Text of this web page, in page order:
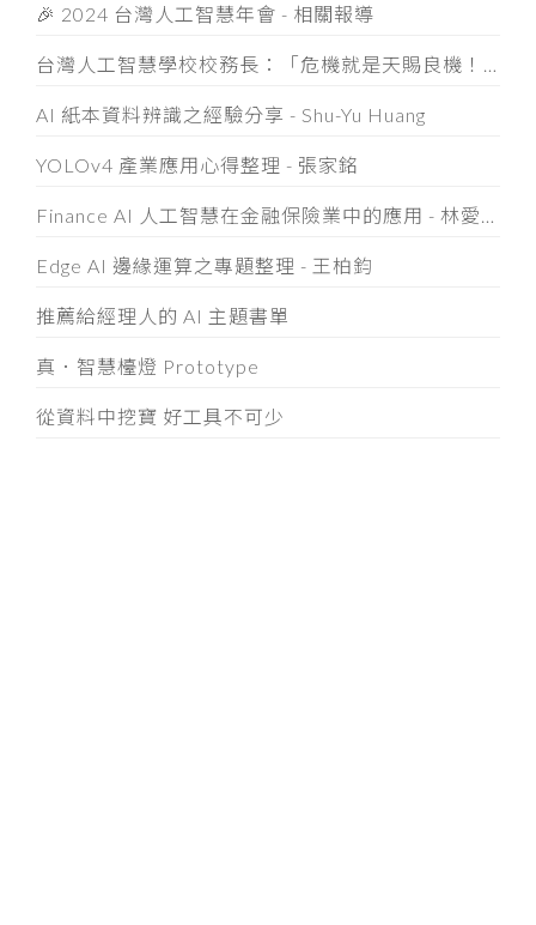
🎉 2024 台灣人工智慧年會 - 相關報導
AI 紙本資料辨識之經驗分享 - Shu-Yu Huang
YOLOv4 產業應用心得整理 - 張家銘
Edge AI 邊緣運算之專題整理 - 王柏鈞
推薦給經理人的 AI 主題書單
真．智慧檯燈 Prototype
從資料中挖寶 好工具不可少